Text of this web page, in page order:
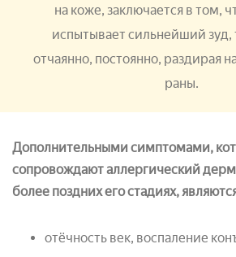
на коже, заключается в том,
испытывает сильнейший зуд,
отчаянно, постоянно, раздирая
раны.
Дополнительными симптомами,
сопровождают аллергический
более поздних его стадиях,
отёчность век, воспаление